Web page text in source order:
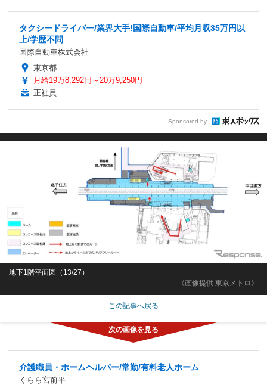
タクシードライバー/業界大手!国際自動車/平均月収35万円以
上/学歴不問
国際自動車株式会社
東京都
月給19万8,292円～20万9,250円
正社員
Sponsored by
《画像提供 東京メトロ》
地下1階平面図（13/27）
この記事へ戻る
介護職員・ホームヘルパー/常勤/有料老人ホーム
くらら宮前平